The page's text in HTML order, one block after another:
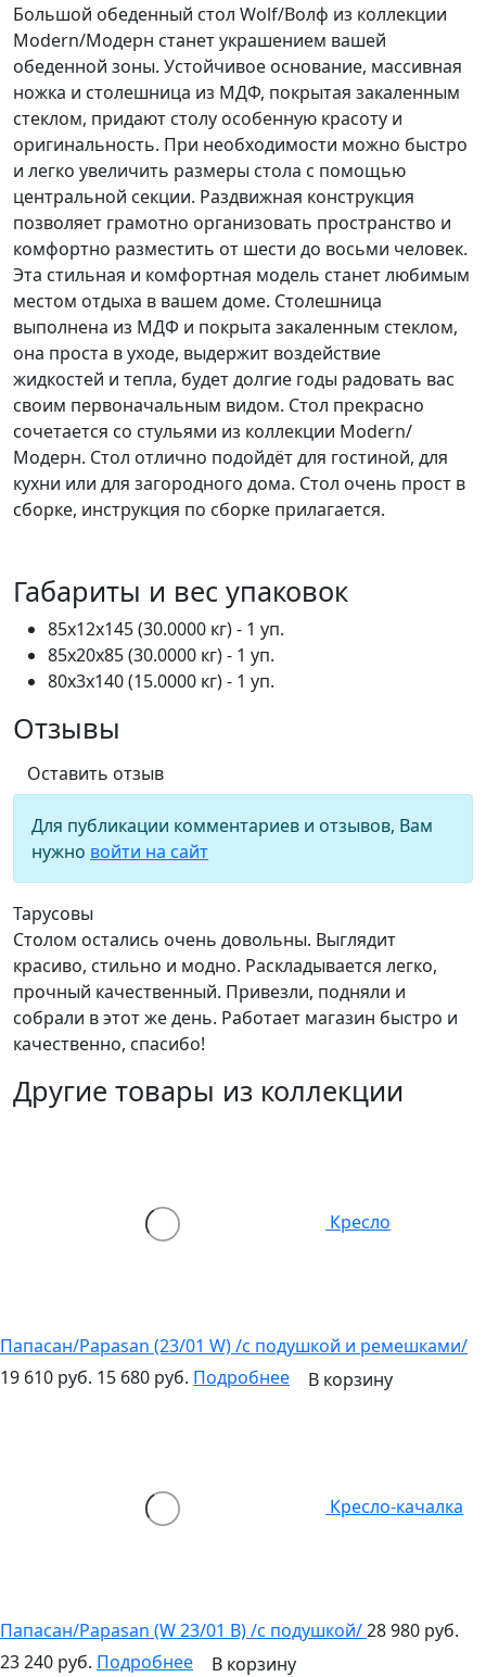
Большой обеденный стол Wolf/Волф из коллекции
Modern/Модерн станет украшением вашей
обеденной зоны. Устойчивое основание, массивная
ножка и столешница из МДФ, покрытая закаленным
стеклом, придают столу особенную красоту и
оригинальность. При необходимости можно быстро
и легко увеличить размеры стола с помощью
центральной секции. Раздвижная конструкция
позволяет грамотно организовать пространство и
комфортно разместить от шести до восьми человек.
Эта стильная и комфортная модель станет любимым
местом отдыха в вашем доме. Столешница
выполнена из МДФ и покрыта закаленным стеклом,
она проста в уходе, выдержит воздействие
жидкостей и тепла, будет долгие годы радовать вас
своим первоначальным видом. Стол прекрасно
сочетается со стульями из коллекции Modern/
Модерн. Стол отлично подойдёт для гостиной, для
кухни или для загородного дома. Стол очень прост в
сборке, инструкция по сборке прилагается.
Габариты и вес упаковок
85x12x145 (30.0000 кг) - 1 уп.
85x20x85 (30.0000 кг) - 1 уп.
80x3x140 (15.0000 кг) - 1 уп.
Отзывы
Оставить отзыв
Для публикации комментариев и отзывов, Вам
нужно войти на сайт
Тарусовы
Столом остались очень довольны. Выглядит
красиво, стильно и модно. Раскладывается легко,
прочный качественный. Привезли, подняли и
собрали в этот же день. Работает магазин быстро и
качественно, спасибо!
Другие товары из коллекции
Кресло
Папасан/Papasan (23/01 W) /с подушкой и ремешками/
19 610 руб. 15 680 руб. Подробнее В корзину
Кресло-качалка
Папасан/Papasan (W 23/01 B) /с подушкой/28 980 руб.
23 240 руб. Подробнее В корзину